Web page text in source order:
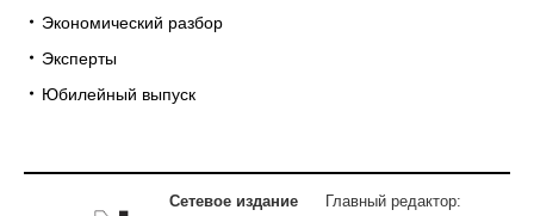
Экономический разбор
Эксперты
Юбилейный выпуск
Сетевое издание
Главный редактор: